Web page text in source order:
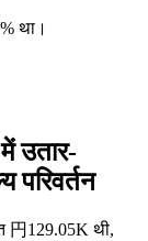
था।
उतार-
円129.05K थी,